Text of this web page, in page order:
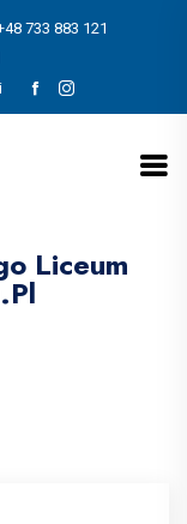
733 883 121
Liceum